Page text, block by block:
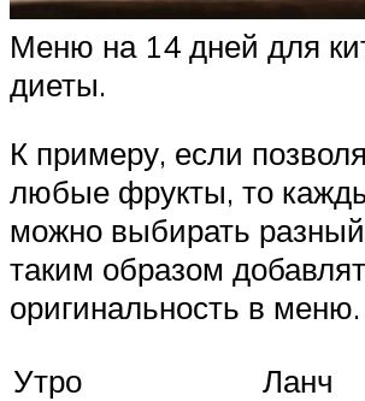
Меню на 14 дней для
диеты.
К примеру, если
любые фрукты, то
можно выбирать
таким образом
оригинальность в меню.
Утро
Ланч